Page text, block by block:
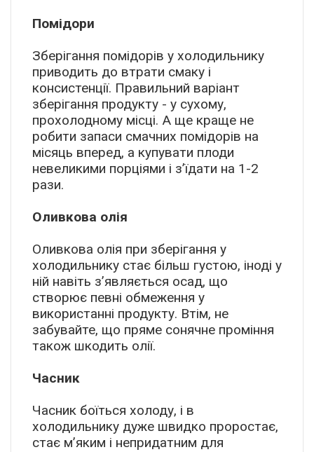
Помідори
Зберігання помідорів у холодильнику
приводить до втрати смаку і
консистенції. Правильний варіант
зберігання продукту - у сухому,
прохолодному місці. А ще краще не
робити запаси смачних помідорів на
місяць вперед, а купувати плоди
невеликими порціями і з’їдати на 1-2
рази.
Оливкова олія
Оливкова олія при зберігання у
холодильнику стає більш густою, іноді у
ній навіть з’являється осад, що
створює певні обмеження у
використанні продукту. Втім, не
забувайте, що пряме сонячне проміння
також шкодить олії.
Часник
Часник боїться холоду, і в
холодильнику дуже швидко проростає,
стає м’яким і непридатним для